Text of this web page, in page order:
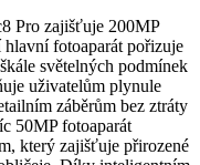
Pro zajišťuje 200MP
fotoaparát pořizuje
světelných podmínek
uživatelům plynule
záběrům bez ztráty
50MP fotoaparát
který zajišťuje přirozené